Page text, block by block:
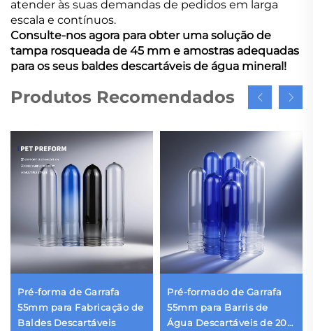
atender às suas demandas de pedidos em larga
escala e contínuos.
Consulte-nos agora para obter uma solução de
tampa rosqueada de 45 mm e amostras adequadas
para os seus baldes descartáveis de água mineral!
Produtos Recomendados
Pré-forma de Garrafa
55mm para Fabricação de
Baldes Descartáveis
Pré-formado de Garrafa
55mm para Barris de
Água Descartáveis de 20